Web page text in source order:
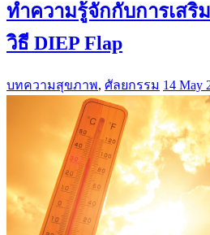
ทำความรู้จักกับการเสริ
วิธี DIEP Flap
บทความสุขภาพ, ศัลยกรรม 14 May